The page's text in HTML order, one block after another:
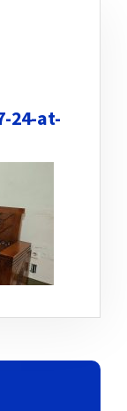
24-at-